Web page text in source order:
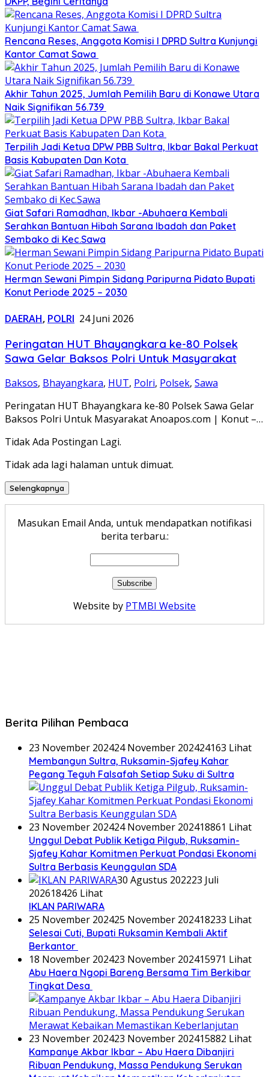
Rencana Reses, Anggota Komisi I DPRD Sultra Kunjungi
Kantor Camat Sawa
Akhir Tahun 2025, Jumlah Pemilih Baru di Konawe Utara
Naik Signifikan 56.739
Terpilih Jadi Ketua DPW PBB Sultra, Ikbar Bakal Perkuat
Basis Kabupaten Dan Kota
Giat Safari Ramadhan, Ikbar -Abuhaera Kembali
Serahkan Bantuan Hibah Sarana Ibadah dan Paket
Sembako di Kec.Sawa
Herman Sewani Pimpin Sidang Paripurna Pidato Bupati
Konut Periode 2025 – 2030
DAERAH, POLRI 24 Juni 2026
Peringatan HUT Bhayangkara ke-80 Polsek
Sawa Gelar Baksos Polri Untuk Masyarakat
Baksos, Bhayangkara, HUT, Polri, Polsek, Sawa
Peringatan HUT Bhayangkara ke-80 Polsek Sawa Gelar
Baksos Polri Untuk Masyarakat Anoapos.com | Konut –…
Tidak Ada Postingan Lagi.
Tidak ada lagi halaman untuk dimuat.
Selengkapnya
Masukan Email Anda, untuk mendapatkan notifikasi
berita terbaru.:
Website by PTMBI Website
Berita Pilihan Pembaca
23 November 202424 November 202424163 Lihat
Membangun Sultra, Ruksamin-Sjafey Kahar
Pegang Teguh Falsafah Setiap Suku di Sultra
23 November 202424 November 202418861 Lihat
Unggul Debat Publik Ketiga Pilgub, Ruksamin-
Sjafey Kahar Komitmen Perkuat Pondasi Ekonomi
Sultra Berbasis Keunggulan SDA
30 Agustus 202223 Juli
202618426 Lihat
IKLAN PARIWARA
25 November 202425 November 202418233 Lihat
Selesai Cuti, Bupati Ruksamin Kembali Aktif
Berkantor
18 November 202423 November 202415971 Lihat
Abu Haera Ngopi Bareng Bersama Tim Berkibar
Tingkat Desa
23 November 202423 November 202415882 Lihat
Kampanye Akbar Ikbar – Abu Haera Dibanjiri
Ribuan Pendukung, Massa Pendukung Serukan